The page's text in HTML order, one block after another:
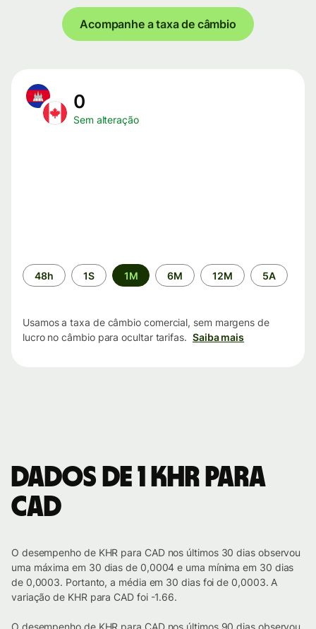
Acompanhe a taxa de câmbio
0
Sem alteração
Período
de
48h 1S 1M 6M 12M 5A
Usamos a taxa de câmbio comercial, sem margens de
lucro no câmbio para ocultar tarifas. Saiba mais
Dados de 1 KHR para
CAD
O desempenho de KHR para CAD nos últimos 30 dias observou
uma máxima em 30 dias de 0,0004 e uma mínima em 30 dias
de 0,0003. Portanto, a média em 30 dias foi de 0,0003. A
variação de KHR para CAD foi -1.66.